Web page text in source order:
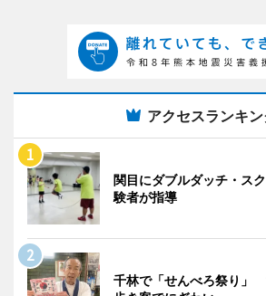
アクセスランキ
関目にダブルダッチ・ス
験者が指導
千林で「せんべろ祭り」